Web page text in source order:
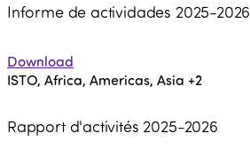
Informe de actividades 2025-2026
Download
ISTO, Africa, Americas, Asia +2
Rapport d'activités 2025-2026